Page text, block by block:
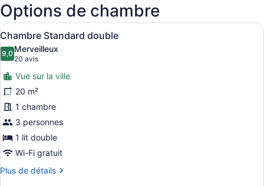
Antonio
Carlos
Jobim
(GIG)
Options de chambre
Afficher
toutes
les
photos
pour
ce
type
de
chambre :
Chambre
Standard
double
Une chambre d’hôtel avec un lit,
5
Chambre Standard double
9,09,0 sur 10
Merveilleux
20 avis
(20 avis)
Vue sur la ville
20 m²
1 chambre
3 personnes
1 lit double
Wi-Fi gratuit
Plus de détails
Plus